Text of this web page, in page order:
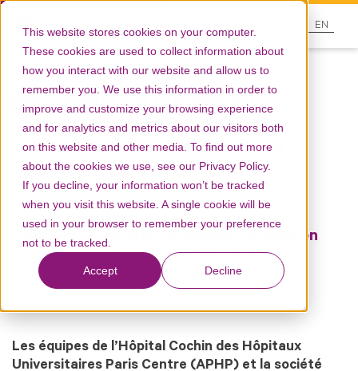
This website stores cookies on your computer.
These cookies are used to collect information about
how you interact with our website and allow us to
remember you. We use this information in order to
improve and customize your browsing experience
and for analytics and metrics about our visitors both
on this website and other media. To find out more
about the cookies we use, see our Privacy Policy.
If you decline, your information won’t be tracked
when you visit this website. A single cookie will be
used in your browser to remember your preference
not to be tracked.
Accept Decline
EN
Ressources
Observia lauréat du
programme "Innov'Up
Expérimentation Santé"
spur Maladies chroniques
Challenge Formaric : Améliorer la prise en
charge des patients atteints d’un
Rhumatisme Inflammatoire Chronique
Les équipes de l’Hôpital Cochin des Hôpitaux
Universitaires Paris Centre (APHP) et la société